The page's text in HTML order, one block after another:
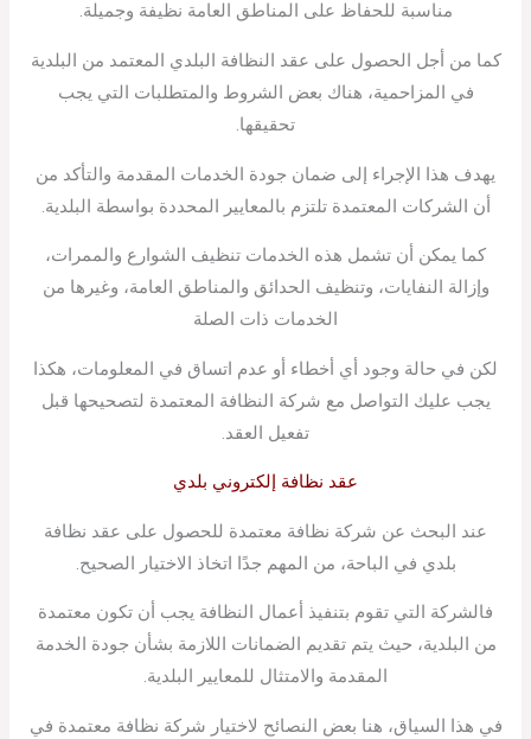
مناسبة للحفاظ على المناطق العامة نظيفة وجميلة.
كما من أجل الحصول على عقد النظافة البلدي المعتمد من البلدية
في المزاحمية، هناك بعض الشروط والمتطلبات التي يجب
تحقيقها.
يهدف هذا الإجراء إلى ضمان جودة الخدمات المقدمة والتأكد من
أن الشركات المعتمدة تلتزم بالمعايير المحددة بواسطة البلدية.
كما يمكن أن تشمل هذه الخدمات تنظيف الشوارع والممرات،
وإزالة النفايات، وتنظيف الحدائق والمناطق العامة، وغيرها من
الخدمات ذات الصلة
لكن في حالة وجود أي أخطاء أو عدم اتساق في المعلومات، هكذا
يجب عليك التواصل مع شركة النظافة المعتمدة لتصحيحها قبل
تفعيل العقد.
عقد نظافة إلكتروني بلدي
عند البحث عن شركة نظافة معتمدة للحصول على عقد نظافة
بلدي في الباحة، من المهم جدًا اتخاذ الاختيار الصحيح.
فالشركة التي تقوم بتنفيذ أعمال النظافة يجب أن تكون معتمدة
من البلدية، حيث يتم تقديم الضمانات اللازمة بشأن جودة الخدمة
المقدمة والامتثال للمعايير البلدية.
في هذا السياق، هنا بعض النصائح لاختيار شركة نظافة معتمدة في